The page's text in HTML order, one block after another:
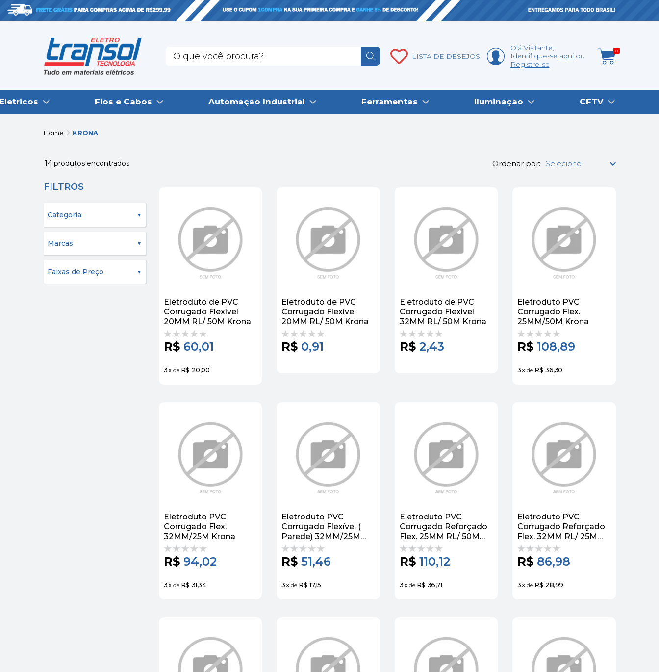
LISTA DE DESEJOS
Olá Visitante,
Identifique-se aqui
Registre-se
0
Fios e Cabos Automação Industrial Ferramentas Iluminação CFTV
Home KRONA
FILTROS
Categoria
Marcas
Faixas de Preço
14produtos encontrados Ordenar por:
Eletroduto de PVC
Corrugado Flexível
20MM RL/ 50M Krona
R$ 60,01
3x de R$ 20,00
Eletroduto de PVC
Corrugado Flexível
20MM RL/ 50M Krona
R$ 0,91
Eletroduto de PVC
Corrugado Flexível
32MM RL/ 50M Krona
R$ 2,43
Eletroduto PVC
Corrugado Flex.
25MM/50M Krona
R$ 108,89
3x de R$ 36,30
Eletroduto PVC
Corrugado Flex.
32MM/25M Krona
R$ 94,02
3x de R$ 31,34
Eletroduto PVC
Corrugado Flexível (
Parede) 32MM/25M
Krona
R$ 51,46
3x de R$ 17,15
Eletroduto PVC
Corrugado Reforçado
Flex. 25MM RL/ 50M
Krona
R$ 110,12
3x de R$ 36,71
Eletroduto PVC
Corrugado Reforçado
Flex. 32MM RL/ 25M
Krona
R$ 86,98
3x de R$ 28,99